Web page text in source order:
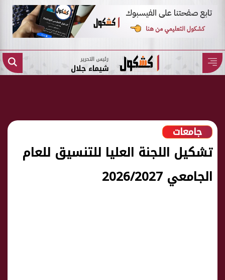
رئيس التحرير
شيماء جلال
جامعات
تشكيل اللجنة العليا للتنسيق للعام
الجامعي 2026/2027